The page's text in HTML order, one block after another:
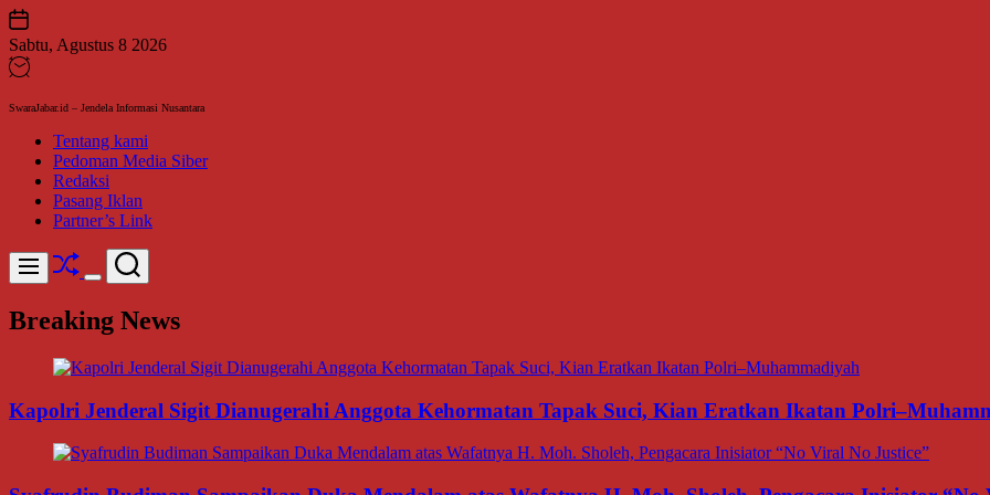
Skip
to
content
Sabtu, Agustus 8 2026
SwaraJabar.id – Jendela Informasi Nusantara
Tentang kami
Pedoman Media Siber
Redaksi
Pasang Iklan
Partner’s Link
Menu Shuffle
Switch
mode
Search
Breaking News
Kapolri Jenderal Sigit Dianugerahi Anggota Kehormatan Tapak Suci, Kian Eratkan Ikatan